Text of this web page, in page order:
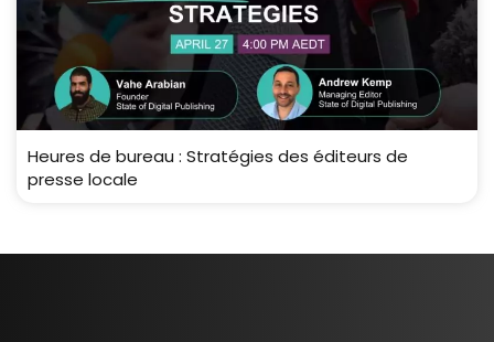
Heures de bureau : Stratégies des éditeurs de
presse locale